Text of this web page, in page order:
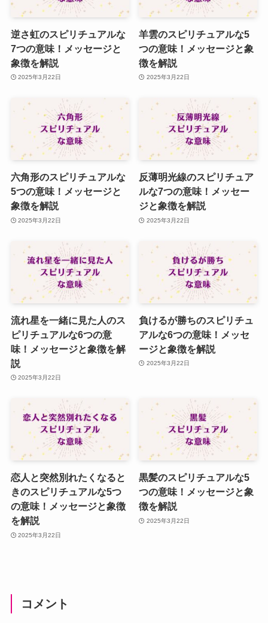
逆さ虹のスピリチュアルな
7つの意味！メッセージと
象徴を解説
2025年3月22日
羊雲のスピリチュアルな5
つの意味！メッセージと象
徴を解説
2025年3月22日
六角形のスピリチュアルな
5つの意味！メッセージと
象徴を解説
2025年3月22日
反薄明光線のスピリチュア
ルな7つの意味！メッセー
ジと象徴を解説
2025年3月22日
流れ星を一緒に見た人のス
ピリチュアルな6つの意
味！メッセージと象徴を解
説
2025年3月22日
負けるが勝ちのスピリチュ
アルな6つの意味！メッセ
ージと象徴を解説
2025年3月22日
恋人と突然別れたくなると
きのスピリチュアルな5つ
の意味！メッセージと象徴
を解説
2025年3月22日
黒髪のスピリチュアルな5
つの意味！メッセージと象
徴を解説
2025年3月22日
コメント